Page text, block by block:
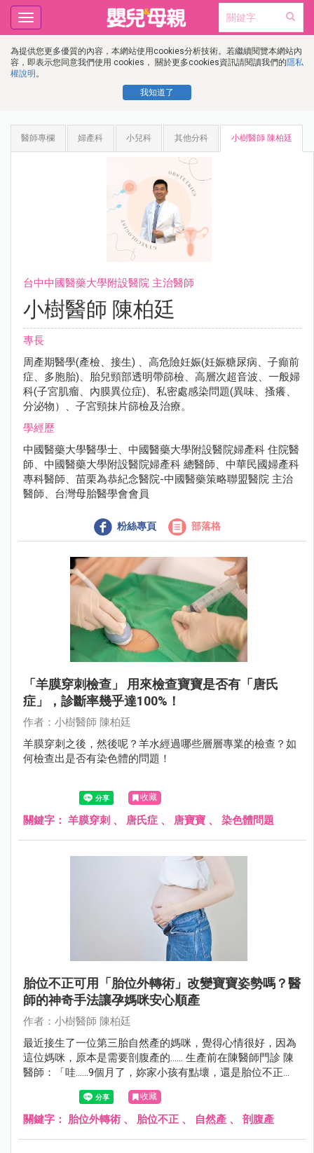
為提供您更多優質的內容，本網站使用cookies分析技術。若繼續閱覽本網站內
容，即表示您同意我們使用 cookies， 關於更多cookies資訊請閱讀我們的隱私
權說明 。
我知道了
Toggle
navigation
醫師專欄 婦產科 小兒科 其他分科 小樹醫師 陳柏廷
台中中國醫藥大學附設醫院 主治醫師
小樹醫師 陳柏廷
專長
周產期醫學(產檢、接生) 、高危險妊娠(妊娠糖尿病、子癲前
症、多胞胎)、胎兒頸部透明帶篩檢、高層次超音波、一般婦
科(子宮肌瘤、內膜異位症)、私密處感染問題(異味、搔癢、
分泌物）、子宮頸抹片篩檢及治療。
學經歷
中國醫藥大學醫學士、中國醫藥大學附設醫院婦產科 住院醫
師、中國醫藥大學附設醫院婦產科 總醫師、中華民國婦產科
專科醫師、苗栗為恭紀念醫院-中國醫藥策略聯盟醫院 主治
醫師、台灣母胎醫學會會員
粉絲專頁 部落格
「羊膜穿刺檢查」 用來檢查寶寶是否有「唐氏
症」，診斷率幾乎達100%！
作者：小樹醫師 陳柏廷
羊膜穿刺之後，然後呢？羊水經過哪些層層專業的檢查？如
何檢查出是否有染色體的問題！
收藏
關鍵字： 羊膜穿刺 、 唐氏症 、 唐寶寶 、 染色體問題
胎位不正可用「胎位外轉術」改變寶寶姿勢嗎？醫
師的神奇手法讓孕媽咪安心順產
作者：小樹醫師 陳柏廷
最近接生了一位第三胎自然產的媽咪，覺得心情很好，因為
這位媽咪，原本是需要剖腹產的...... 生產前在陳醫師門診 陳
醫師：「哇......9個月了，妳家小孩有點壞，還是胎位不正
（臀位），不轉下來耶。這樣下去可能要開刀了！」 孕媽咪
孕婦：「我已經很認真做膝胸臥了，前兩胎都自然產，這胎
真的很不想剖腹。」
收藏
關鍵字： 胎位外轉術 、 胎位不正 、 自然產 、 剖腹產